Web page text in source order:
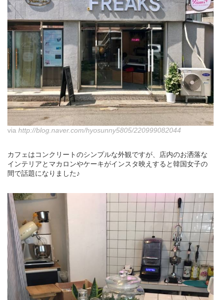
via http://blog.naver.com/hyosunny5805/220999082044
カフェはコンクリートのシンプルな外観ですが、店内のお洒落な
インテリアとマカロンやケーキがインスタ映えすると韓国女子の
間で話題になりました♪